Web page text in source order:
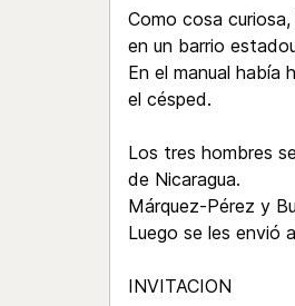
Como cosa
en un barrio
En el manual
el césped.
Los tres hombres
de Nicaragua.
Márquez-Pérez y
Luego se les envió
INVITACION